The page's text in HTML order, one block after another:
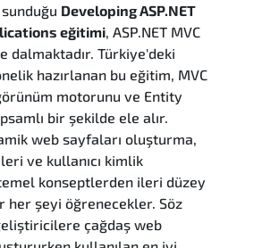
Developing ASP.NET
eğitimi , ASP.NET MVC
dalmaktadır. Türkiye'deki
hazırlanan bu eğitim, MVC
motorunu ve Entity
bir şekilde ele alır.
web sayfaları oluşturma,
ve kullanıcı kimlik
konseptlerden ileri düzey
her şeyi öğrenecekler. Söz
çağdaş web